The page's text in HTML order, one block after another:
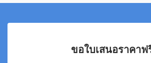
ขอใบเสนอราคาฟ